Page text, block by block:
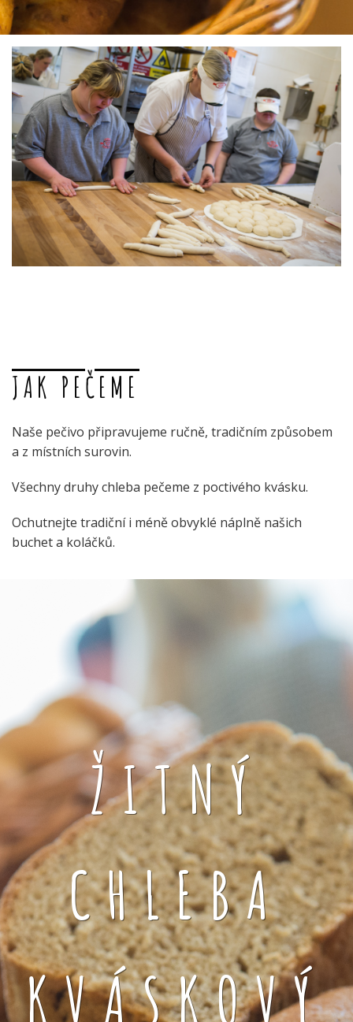
JAK PEČEME
Naše pečivo připravujeme ručně, tradičním způsobem
a z místních surovin.
Všechny druhy chleba pečeme z poctivého kvásku.
Ochutnejte tradiční i méně obvyklé náplně našich
buchet a koláčků.
ŽITNÝ
CHLEBA
KVÁSKOVÝ